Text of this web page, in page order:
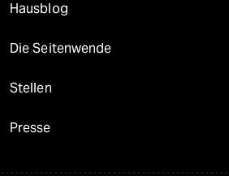
Hausblog
Die Seitenwende
Stellen
Presse